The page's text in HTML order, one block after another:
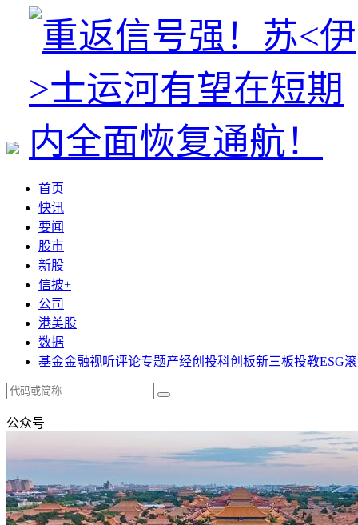
首页
快讯
要闻
股市
新股
信披+
公司
港美股
数据
基金金融视听评论专题产经创投科创板新三板投教ESG
公众号